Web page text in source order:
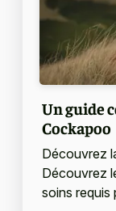
Un guide
Cockapoo
Découvrez
Découvrez
soins requis